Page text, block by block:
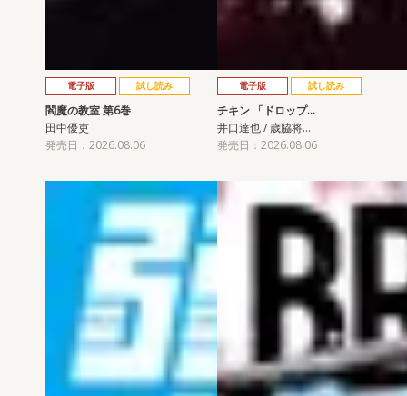
電子版 試し読み
閻魔の教室 第6巻
田中優吏
発売日：2026.08.06
電子版 試し読み
チキン 「ドロップ…
井口達也 / 歳脇将…
発売日：2026.08.06